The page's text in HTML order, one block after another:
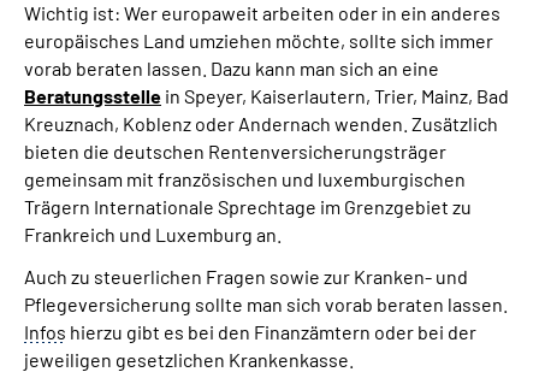
Wichtig ist: Wer europaweit arbeiten oder in ein anderes
europäisches Land umziehen möchte, sollte sich immer
vorab beraten lassen. Dazu kann man sich an eine
Beratungsstelle in Speyer, Kaiserlautern, Trier, Mainz, Bad
Kreuznach, Koblenz oder Andernach wenden. Zusätzlich
bieten die deutschen Rentenversicherungsträger
gemeinsam mit französischen und luxemburgischen
Trägern Internationale Sprechtage im Grenzgebiet zu
Frankreich und Luxemburg an.
Auch zu steuerlichen Fragen sowie zur Kranken- und
Pflegeversicherung sollte man sich vorab beraten lassen.
Infos hierzu gibt es bei den Finanzämtern oder bei der
jeweiligen gesetzlichen Krankenkasse.